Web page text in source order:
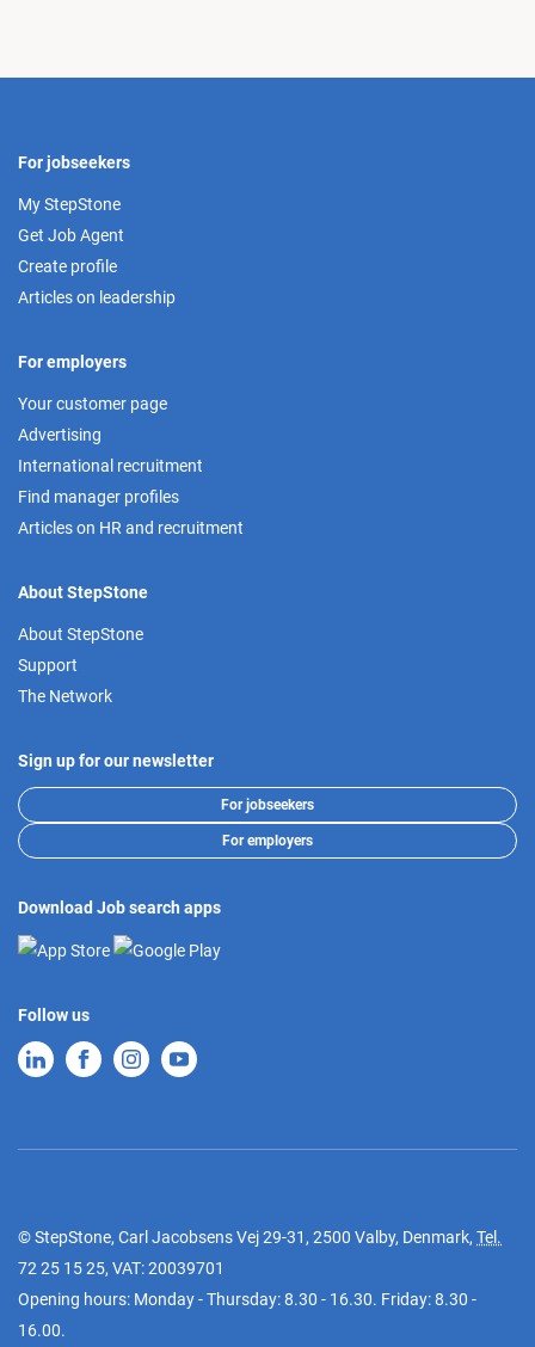
For jobseekers
My StepStone
Get Job Agent
Create profile
Articles on leadership
For employers
Your customer page
Advertising
International recruitment
Find manager profiles
Articles on HR and recruitment
About StepStone
About StepStone
Support
The Network
Sign up for our newsletter
For jobseekers
For employers
Download Job search apps
Follow us
© StepStone, Carl Jacobsens Vej 29-31, 2500 Valby, Denmark, Tel.
72 25 15 25, VAT: 20039701
Opening hours: Monday - Thursday: 8.30 - 16.30. Friday: 8.30 -
16.00.